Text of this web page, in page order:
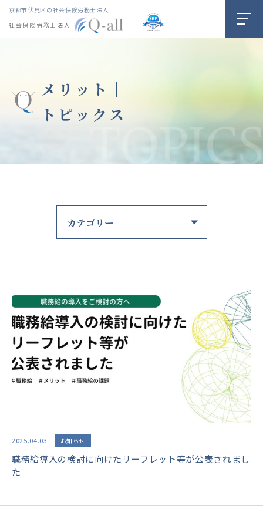
京都市伏見区の社会保険労務士法人
社会保険労務士法人
メリット｜
トピックス
2025.04.03 お知らせ
職務給導入の検討に向けたリーフレット等が公表されまし
た